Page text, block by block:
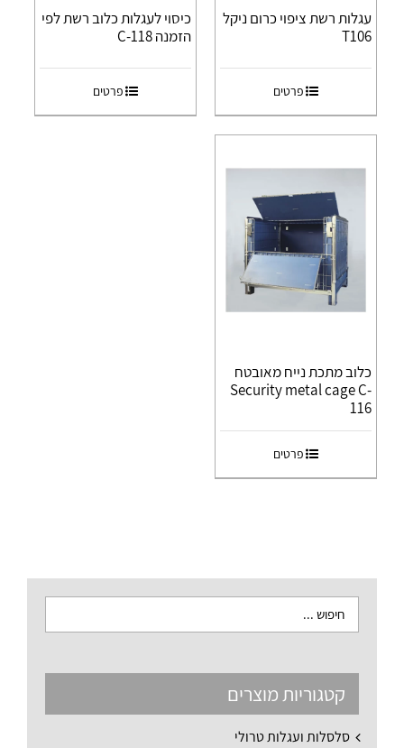
עגלות רשת ציפוי כרום ניקל
T106
פרטים
כיסוי לעגלות כלוב רשת לפי
הזמנה C-118
פרטים
כלוב מתכת נייח מאובטח
Security metal cage C-
116
פרטים
קטגוריות מוצרים
סלסלות ועגלות טרולי